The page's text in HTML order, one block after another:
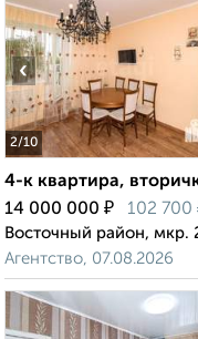
2/10
‹
4-к квартира,
14 000 000 ₽ 102 700
Восточный район, мкр.
Агентство, 07.08.2026